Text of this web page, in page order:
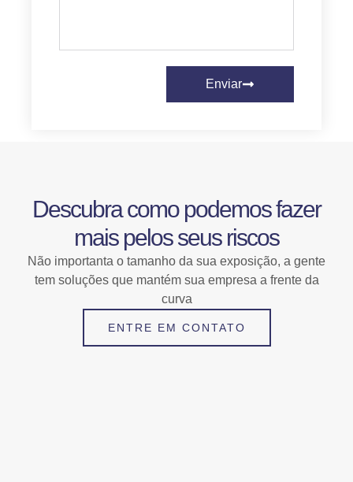
Enviar
Descubra como podemos fazer
mais pelos seus riscos
Não importanta o tamanho da sua exposição, a gente
tem soluções que mantém sua empresa a frente da
curva
ENTRE EM CONTATO